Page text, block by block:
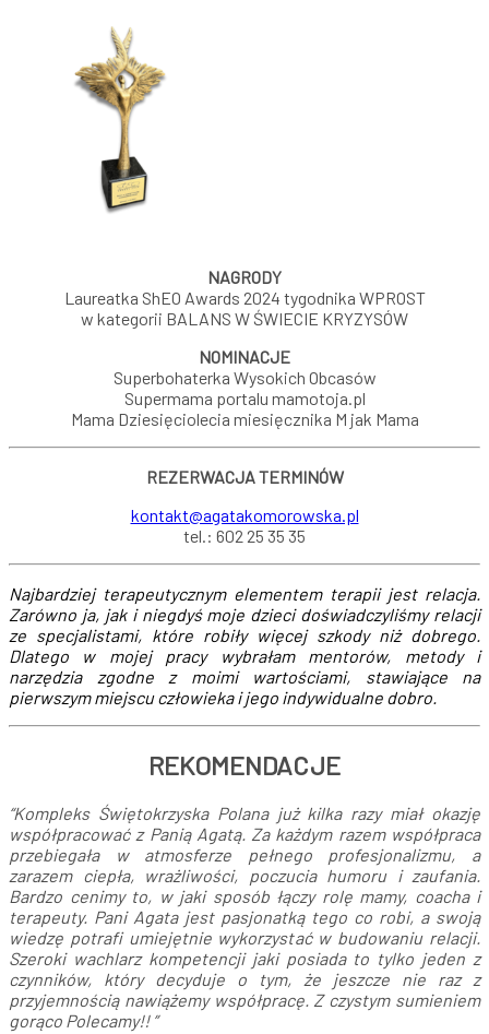
NAGRODY
Laureatka ShEO Awards 2024 tygodnika WPROST
w kategorii BALANS W ŚWIECIE KRYZYSÓW
NOMINACJE
Superbohaterka Wysokich Obcasów
Supermama portalu mamotoja.pl
Mama Dziesięciolecia miesięcznika M jak Mama
REZERWACJA TERMINÓW
kontakt@agatakomorowska.pl
tel.: 602 25 35 35
Najbardziej terapeutycznym elementem terapii jest relacja.
Zarówno ja, jak i niegdyś moje dzieci doświadczyliśmy relacji
ze specjalistami, które robiły więcej szkody niż dobrego.
Dlatego w mojej pracy wybrałam mentorów, metody i
narzędzia zgodne z moimi wartościami, stawiające na
pierwszym miejscu człowieka i jego indywidualne dobro.
REKOMENDACJE
“Kompleks Świętokrzyska Polana już kilka razy miał okazję
współpracować z Panią Agatą. Za każdym razem współpraca
przebiegała w atmosferze pełnego profesjonalizmu, a
zarazem ciepła, wrażliwości, poczucia humoru i zaufania.
Bardzo cenimy to, w jaki sposób łączy rolę mamy, coacha i
terapeuty. Pani Agata jest pasjonatką tego co robi, a swoją
wiedzę potrafi umiejętnie wykorzystać w budowaniu relacji.
Szeroki wachlarz kompetencji jaki posiada to tylko jeden z
czynników, który decyduje o tym, że jeszcze nie raz z
przyjemnością nawiążemy współpracę. Z czystym sumieniem
gorąco Polecamy!!”